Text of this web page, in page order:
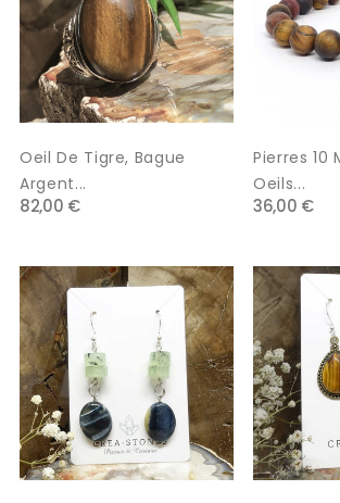
Oeil De Tigre, Bague
Argent...
82,00 €
Pierres 10
Oeils...
36,00 €